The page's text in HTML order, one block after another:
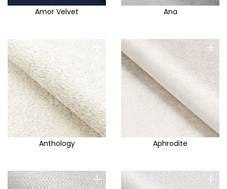
Amor Velvet Ana
+
Anthology
+
Aphrodite
+ +